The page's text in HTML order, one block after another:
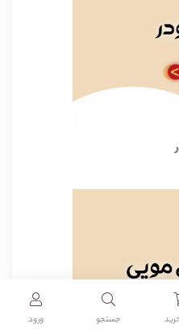
جستجو ورود